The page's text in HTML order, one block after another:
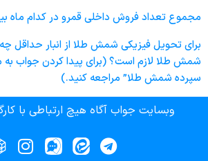
مجموع تعداد فروش داخلی قمرو در کدام ماه
برای تحویل فیزیکی شمش طلا از انبار حداقل
شمش طلا لازم است؟ (برای پیدا کردن جواب
سپرده شمش طلا” مراجعه کنید.)
وبسایت جواب آگاه هیچ ارتباطی با